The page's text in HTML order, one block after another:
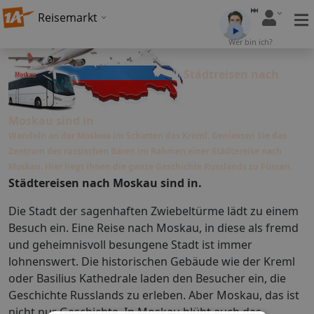
Reisemarkt
Wer bin ich?
Städtereisen nach Moskau sind in.
Die Stadt der sagenhaften Zwiebeltürme lädt zu einem
Besuch ein. Eine Reise nach Moskau, in diese als fremd
und geheimnisvoll besungene Stadt ist immer
lohnenswert. Die historischen Gebäude wie der Kreml
oder Basilius Kathedrale laden den Besucher ein, die
Geschichte Russlands zu erleben. Aber Moskau, das ist